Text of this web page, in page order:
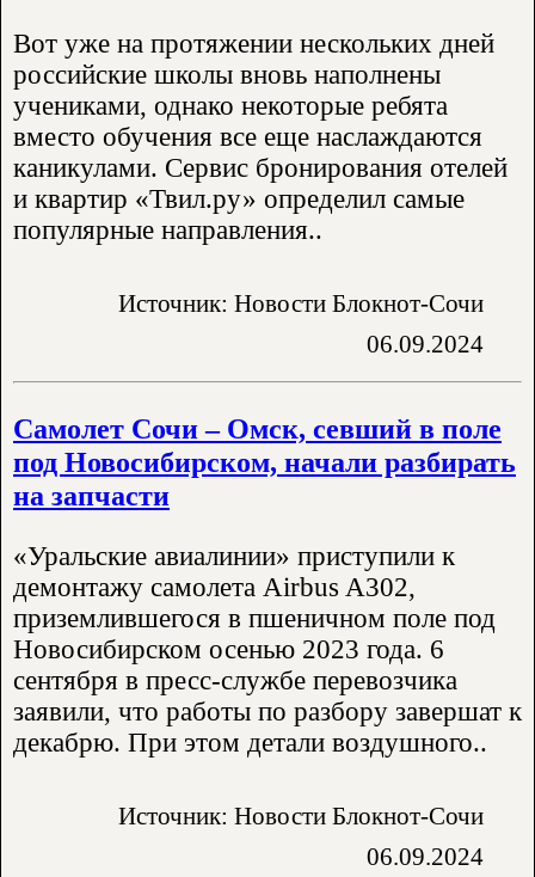
Вот уже на протяжении нескольких дней
российские школы вновь наполнены
учениками, однако некоторые ребята
вместо обучения все еще наслаждаются
каникулами. Сервис бронирования отелей
и квартир «Твил.ру» определил самые
популярные направления..
Источник: Новости Блокнот-Сочи
06.09.2024
Самолет Сочи – Омск, севший в поле
под Новосибирском, начали разбирать
на запчасти
«Уральские авиалинии» приступили к
демонтажу самолета Airbus A302,
приземлившегося в пшеничном поле под
Новосибирском осенью 2023 года. 6
сентября в пресс-службе перевозчика
заявили, что работы по разбору завершат к
декабрю. При этом детали воздушного..
Источник: Новости Блокнот-Сочи
06.09.2024